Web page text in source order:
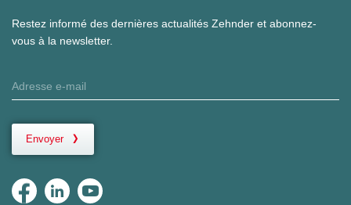
Restez informé des dernières actualités Zehnder et abonnez-
vous à la newsletter.
Envoyer